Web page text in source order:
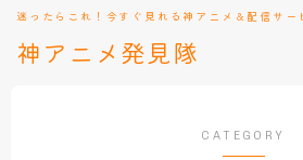
神アニメ発見隊
迷ったらこれ！今すぐ見れる神アニメ＆配信サー
CATEGORY